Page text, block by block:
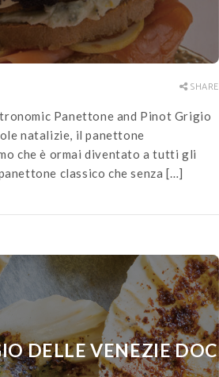
SHARE
Panettone and Pinot Grigio
natalizie, il panettone
che è ormai diventato a tutti gli
classico che senza […]
DELLE VENEZIE DOC